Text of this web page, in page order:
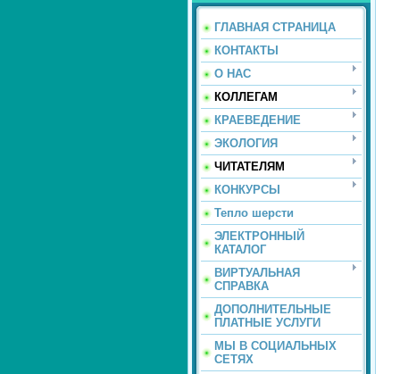
ГЛАВНАЯ СТРАНИЦА
КОНТАКТЫ
О НАС
КОЛЛЕГАМ
КРАЕВЕДЕНИЕ
ЭКОЛОГИЯ
ЧИТАТЕЛЯМ
КОНКУРСЫ
Тепло шерсти
ЭЛЕКТРОННЫЙ
КАТАЛОГ
ВИРТУАЛЬНАЯ
СПРАВКА
ДОПОЛНИТЕЛЬНЫЕ
ПЛАТНЫЕ УСЛУГИ
МЫ В СОЦИАЛЬНЫХ
СЕТЯХ